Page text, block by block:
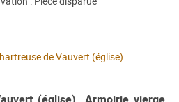
de Vauvert (église)